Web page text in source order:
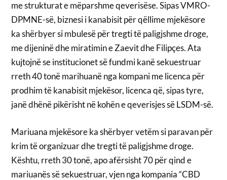
me strukturat e mëparshme qeverisëse. Sipas VMRO-
DPMNE-së, biznesi i kanabisit për qëllime mjekësore
ka shërbyer si mbulesë për tregti të paligjshme droge,
me dijeninë dhe miratimin e Zaevit dhe Filipçes. Ata
kujtojnë se institucionet së fundmi kanë sekuestruar
rreth 40 tonë marihuanë nga kompani me licenca për
prodhim të kanabisit mjekësor, licenca që, sipas tyre,
janë dhënë pikërisht në kohën e qeverisjes së LSDM-së.
Mariuana mjekësore ka shërbyer vetëm si paravan për
krim të organizuar dhe tregti të paligjshme droge.
Kështu, rreth 30 tonë, apo afërsisht 70 për qind e
mariuanës së sekuestruar, vjen nga kompania “CBD